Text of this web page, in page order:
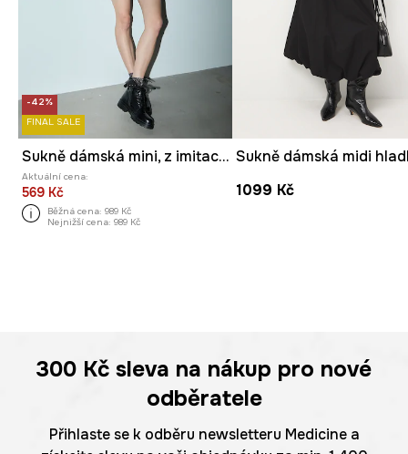
-42%
FINAL SALE
Sukně dámská mini, z imitace kůže
Aktuální cena:
569 Kč
Běžná cena: 989 Kč
Nejnižší cena: 989 Kč
1099 Kč
300 Kč sleva na nákup pro nové
odběratele
Přihlaste se k odběru newsletteru Medicine a